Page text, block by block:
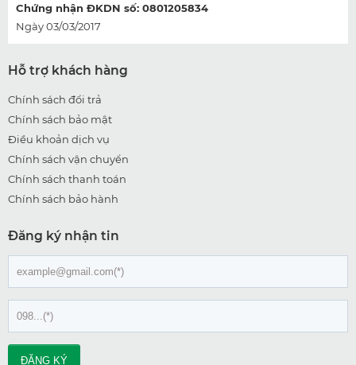
Chứng nhận ĐKDN số: 0801205834
Ngày 03/03/2017
Hỗ trợ khách hàng
Chính sách đổi trả
Chính sách bảo mật
Điều khoản dịch vụ
Chính sách vận chuyển
Chính sách thanh toán
Chính sách bảo hành
Đăng ký nhận tin